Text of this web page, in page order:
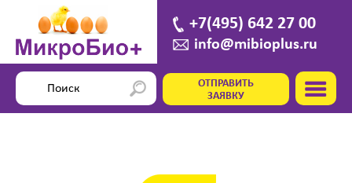
+7(495) 642 27 00
info@mibioplus.ru
ОТПРАВИТЬ
ЗАЯВКУ